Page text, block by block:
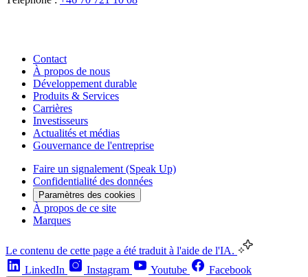
Contact
À propos de nous
Développement durable
Produits & Services
Carrières
Investisseurs
Actualités et médias
Gouvernance de l'entreprise
Faire un signalement (Speak Up)
Confidentialité des données
Paramètres des cookies
À propos de ce site
Marques
Le contenu de cette page a été traduit à l'aide de l'IA.
LinkedIn
Instagram Youtube Facebook